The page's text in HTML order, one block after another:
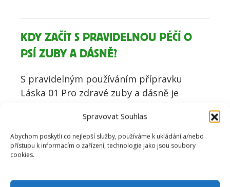
Spravovat Souhlas
Abychom poskytli co nejlepší služby, používáme k ukládání a/nebo
přístupu k informacím o zařízení, technologie jako jsou soubory
cookies.
KDY ZAČÍT S PRAVIDELNOU PÉČÍ O
PSÍ ZUBY A DÁSNĚ?
S pravidelným používáním přípravku
Láska 01 Pro zdravé zuby a dásně je
psa. V případě konflitního přezubování je
možné přípravek aplikovat pro úlevu od
bolesti a jemné protizánětlivé působení.
Psi mají během svého života dvě sady